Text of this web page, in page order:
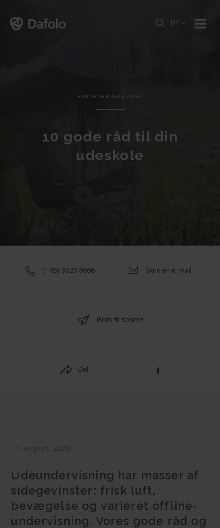
DK
FORLAG OG KONSULENTER
10 gode råd til din
udeskole
(+45) 9620 6666 Skriv en e-mail
Gem til senere
Del
17. august, 2020
Udeundervisning har masser af
sidegevinster: frisk luft,
bevægelse og varieret offline-
undervisning. Vores gode råd og